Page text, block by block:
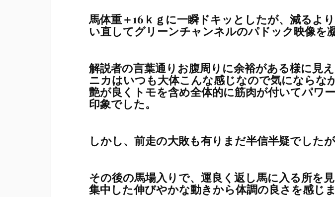
馬体重＋16ｋｇに一瞬ドキッとしたが、減るよ
い直してグリーンチャンネルのパドック映像を
解説者の言葉通りお腹周りに余裕がある様に見
ニカはいつも大体こんな感じなので気にならな
艶が良くトモを含め全体的に筋肉が付いてパワ
印象でした。
しかし、前走の大敗も有りまだ半信半疑でしたが
その後の馬場入りで、運良く返し馬に入る所を見
集中した伸びやかな動きから体調の良さを感じま